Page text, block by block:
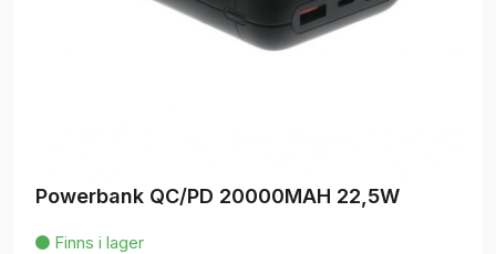
 Finns i lager
Powerbank QC/PD 20000MAH 22,5W